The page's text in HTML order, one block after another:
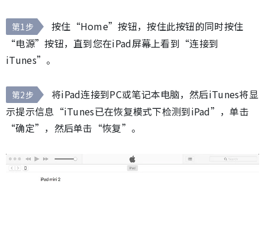
第1步
按住“Home”按钮，按住此按钮的同时按住
“电源”按钮，直到您在iPad屏幕上看到“连接到
iTunes”。
第2步
将iPad连接到PC或笔记本电脑，然后iTunes将显
示提示信息“iTunes已在恢复模式下检测到iPad”，单击
“确定”，然后单击“恢复”。